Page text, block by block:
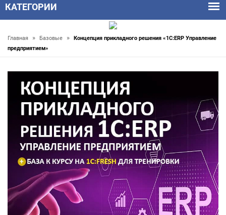
КАТЕГОРИИ
Главная » Базовые »
Концепция прикладного решения «1С:ERP Управление
предприятием»